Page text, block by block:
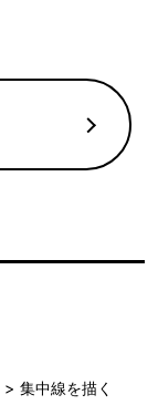
集中線を描く